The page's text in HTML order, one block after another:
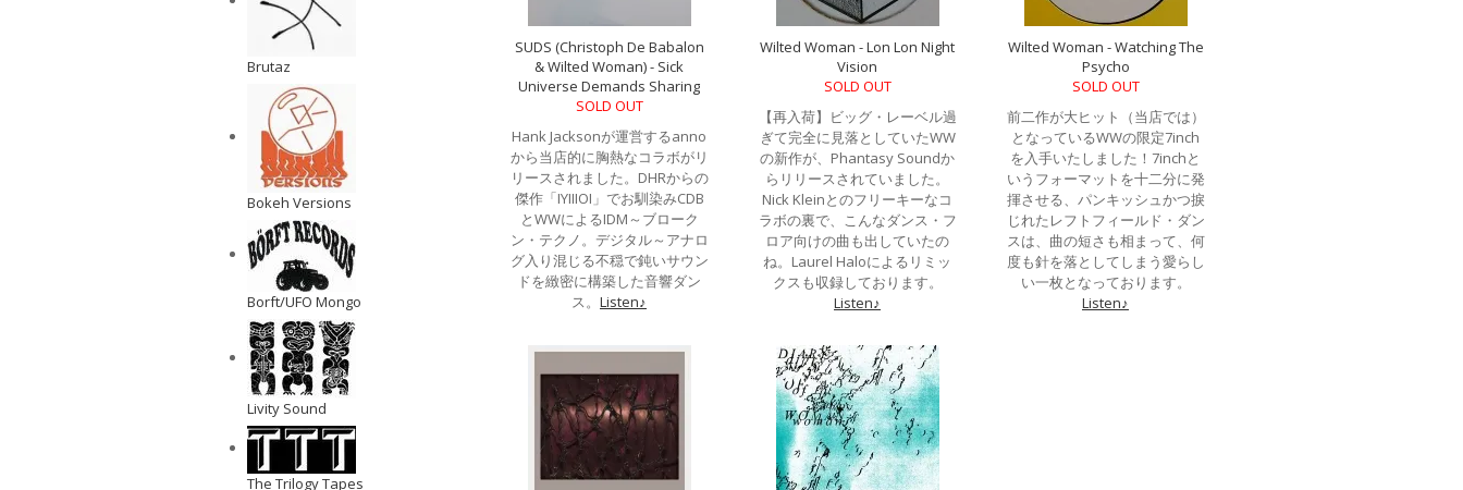
SUDS (Christoph De Babalon
& Wilted Woman) - Sick
Universe Demands Sharing
SOLD OUT
Hank Jacksonが運営するanno
から当店的に胸熱なコラボがリ
リースされました。DHRからの
傑作「IYIIIOI」でお馴染みCDB
とWWによるIDM～ブローク
ン・テクノ。デジタル～アナロ
グ入り混じる不穏で鈍いサウン
ドを緻密に構築した音響ダン
ス。 Listen♪
Wilted Woman - Lon Lon Night
Vision
SOLD OUT
【再入荷】ビッグ・レーベル過
ぎて完全に見落としていたWW
の新作が、Phantasy Soundか
らリリースされていました。
Nick Kleinとのフリーキーなコ
ラボの裏で、こんなダンス・フ
ロア向けの曲も出していたの
ね。Laurel Haloによるリミッ
クスも収録しております。
Listen♪
Wilted Woman - Watching The
Psycho
SOLD OUT
前二作が大ヒット（当店では）
となっているWWの限定7inch
を入手いたしました！7inchと
いうフォーマットを十二分に発
揮させる、パンキッシュかつ捩
じれたレフトフィールド・ダン
スは、曲の短さも相まって、何
度も針を落としてしまう愛らし
い一枚となっております。
Listen♪
Brutaz
Bokeh Versions
Borft/UFO Mongo
Livity Sound
The Trilogy Tapes